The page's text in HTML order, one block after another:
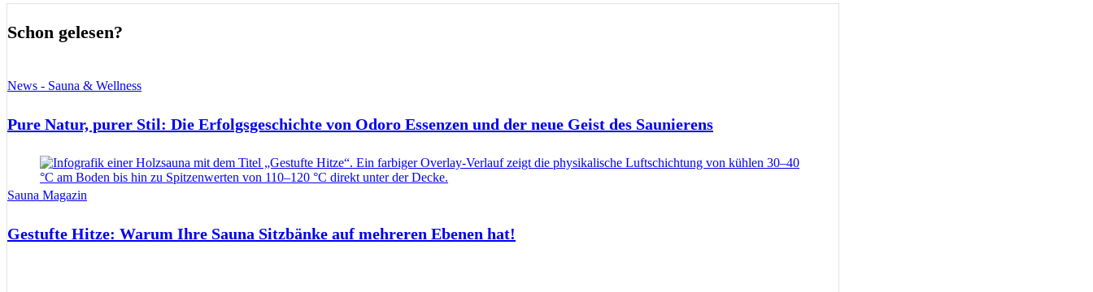
Schon gelesen?
News - Sauna & Wellness
Pure Natur, purer Stil: Die Erfolgsgeschichte von Odoro Essenzen und der neue Geist des Saunierens
Sauna Magazin
Gestufte Hitze: Warum Ihre Sauna Sitzbänke auf mehreren Ebenen hat!